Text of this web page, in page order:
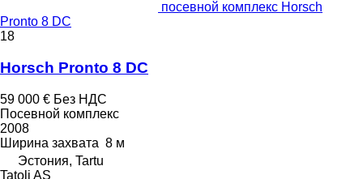
посевной комплекс Horsch
Pronto 8 DC
18
Horsch Pronto 8 DC
59 000 € Без НДС
Посевной комплекс
2008
Ширина захвата 8 м
Эстония, Tartu
Tatoli AS